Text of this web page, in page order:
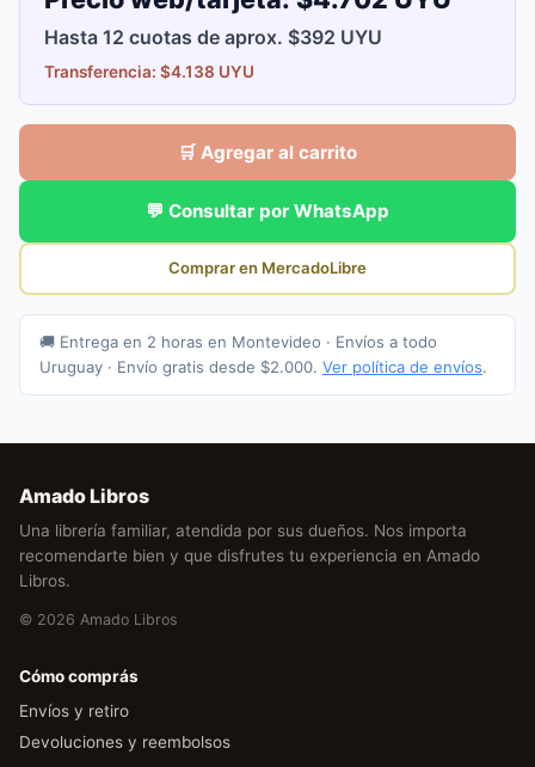
Hasta 12 cuotas de aprox. $392 UYU
Transferencia: $4.138 UYU
🛒 Agregar al carrito
💬 Consultar por WhatsApp
Comprar en MercadoLibre
🚚 Entrega en 2 horas en Montevideo · Envíos a todo
Uruguay · Envío gratis desde $2.000. Ver política de envíos.
Amado Libros
Una librería familiar, atendida por sus dueños. Nos importa
recomendarte bien y que disfrutes tu experiencia en Amado
Libros.
© 2026 Amado Libros
Cómo comprás
Envíos y retiro
Devoluciones y reembolsos